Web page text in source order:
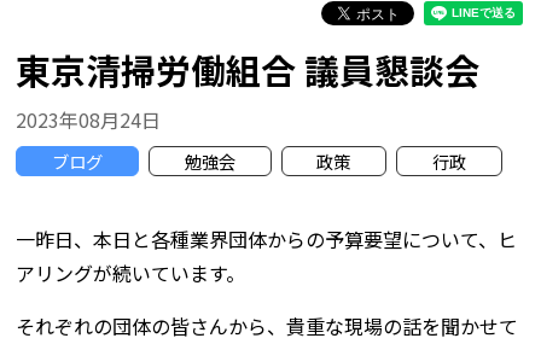
東京清掃労働組合 議員懇談会
2023年08月24日
ブログ 勉強会 政策 行政
一昨日、本日と各種業界団体からの予算要望について、ヒ
アリングが続いています。
それぞれの団体の皆さんから、貴重な現場の話を聞かせて